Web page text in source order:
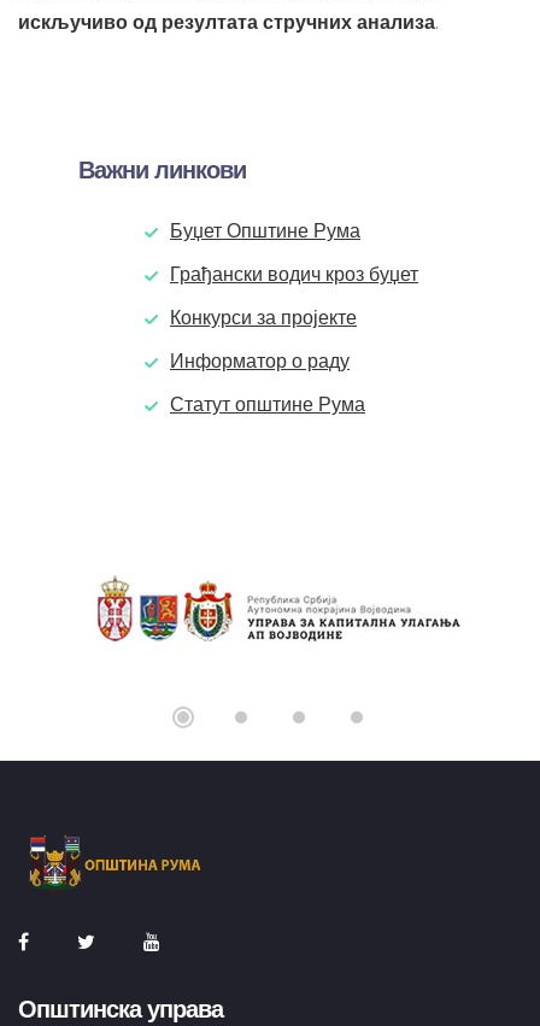
искључиво од резултата стручних анализа.
Важни линкови
Буџет Општине Рума
Грађански водич кроз буџет
Конкурси за пројекте
Информатор о раду
Статут општине Рума
Општинска управа